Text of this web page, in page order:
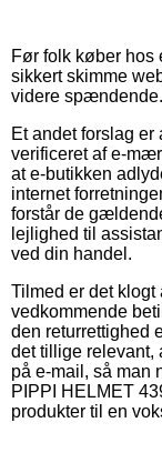
Før folk køber hos
sikkert skimme
videre spændende.
Et andet forslag
verificeret af e-
at e-butikken
internet
forstår de
lejlighed til
ved din handel.
Tilmed er det klogt
vedkommende
den returrettighed
det tillige relevant,
på e-mail, så man
PIPPI HELMET
produkter til en